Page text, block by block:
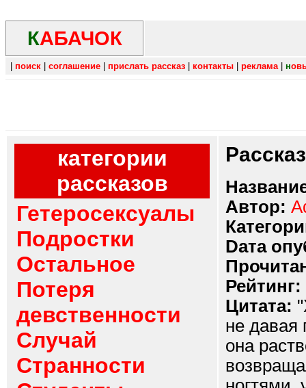
КАБАЧОК
поиск соглашение прислать рассказ контакты реклама| н
категории
рассказов
Гетеросексуалы
Подростки
Остальное
Потеря
девственности
Случай
Странности
Автор:
Dата
Рейтинг:
Цитата:
не давая
она